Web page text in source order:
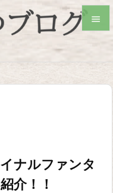

ナルファンタ
介！！